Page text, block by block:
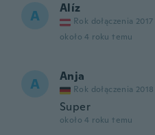
A Alíz
Rok dołączenia 2017
około 4 roku temu
A Anja
Rok dołączenia 2018
Super
około 4 roku temu